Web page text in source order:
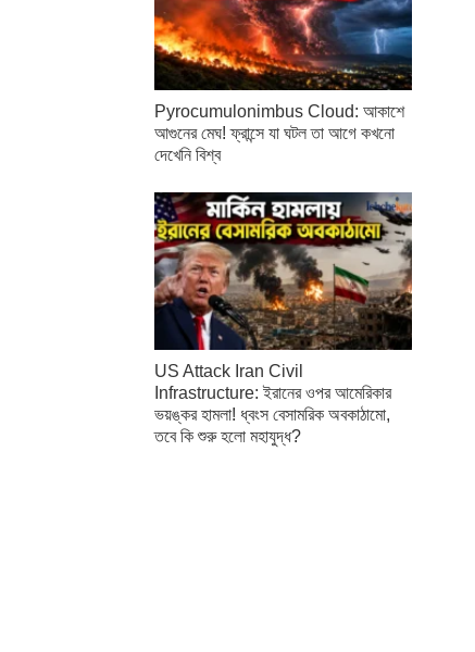
Pyrocumulonimbus Cloud: আকাশে
আগুনের মেঘ! ফ্রান্সে যা ঘটল তা আগে কখনো
দেখেনি বিশ্ব
US Attack Iran Civil
Infrastructure: ইরানের ওপর আমেরিকার
ভয়ঙ্কর হামলা! ধ্বংস বেসামরিক অবকাঠামো,
তবে কি শুরু হলো মহাযুদ্ধ?